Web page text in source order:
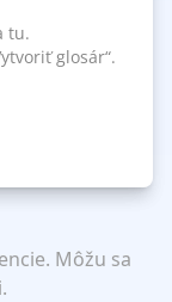
tu.
glosár“.
Môžu sa